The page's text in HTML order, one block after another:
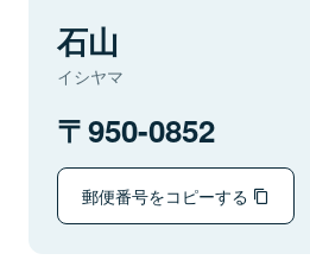
石山
イシヤマ
950-0852
郵便番号をコピーする